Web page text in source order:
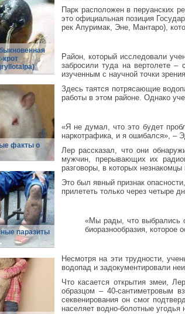
крот
факты о
паразиты
Парк расположен в перуанских
это официальная позиция
рек Апуримак, Эне, Мантаро),
Район, который исследовали
забросили туда на вертолете –
изученным с научной точки
Здесь таятся потрясающие
работы в этом районе. Однако
«Я не думал, что это будет
наркотрафика, и я ошибался», –
Лер рассказал, что они
мужчин, прерывающих их
разговоры, в которых
Это был явный признак
прилететь только через четыре
«Мы рады, что выбрались
биоразнообразия, которое
Несмотря на эти трудности,
водопад и задокументировали
Что касается открытия змеи,
образцом – 40-сантиметровым
секвенирования он смог
населяет водно-болотные